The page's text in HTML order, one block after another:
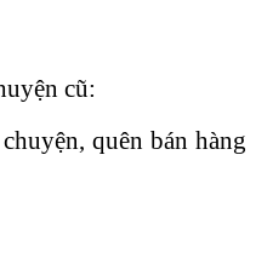
cũ:
quên bán hàng